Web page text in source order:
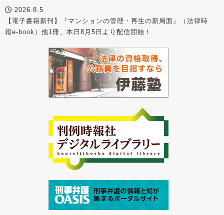
2026.8.5
【電子書籍新刊】『マンションの管理・再生の新局面』（法律時
報e-book）他1冊、本日8月5日より配信開始！